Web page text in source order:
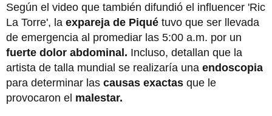
Según el video que también difundió el influencer 'Ric
La Torre', la expareja de Piqué tuvo que ser llevada
de emergencia al promediar las 5:00 a.m. por un
fuerte dolor abdominal. Incluso, detallan que la
artista de talla mundial se realizaría una endoscopia
para determinar las causas exactas que le
provocaron el malestar.